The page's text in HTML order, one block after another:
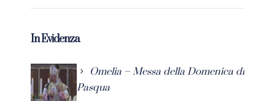
In Evidenza
Omelia – Messa della Domenica di
Pasqua